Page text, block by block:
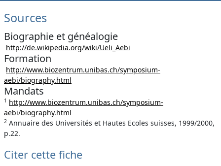
Sources
Biographie et généalogie
http://de.wikipedia.org/wiki/Ueli_Aebi
Formation
http://www.biozentrum.unibas.ch/symposium-
aebi/biography.html
Mandats
1 http://www.biozentrum.unibas.ch/symposium-
aebi/biography.html
2 Annuaire des Universités et Hautes Ecoles suisses, 1999/2000,
p.22.
Citer cette fiche